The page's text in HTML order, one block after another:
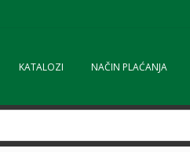
KATALOZI NAČIN PLAĆANJA